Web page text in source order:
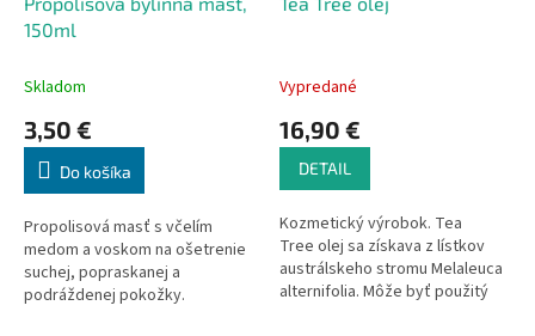
150ml
Skladom
3,50 €
Do košíka
Propolisová masť s včelím
medom a voskom na ošetrenie
suchej, popraskanej a
podráždenej pokožky.
Vypredané
16,90 €
DETAIL
Kozmetický výrobok. Tea
Tree olej sa získava z lístkov
austrálskeho stromu Melaleuca
alternifolia. Môže byť použitý